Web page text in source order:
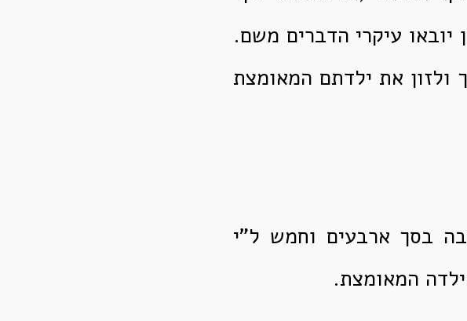
בפד"ר ג (מעמוד 116) ולהלן יובאו עיקרי הדברים משם.
ולזון את ילדתם המאומצת
בסך ארבעים וחמש ל"י
המאומצת.